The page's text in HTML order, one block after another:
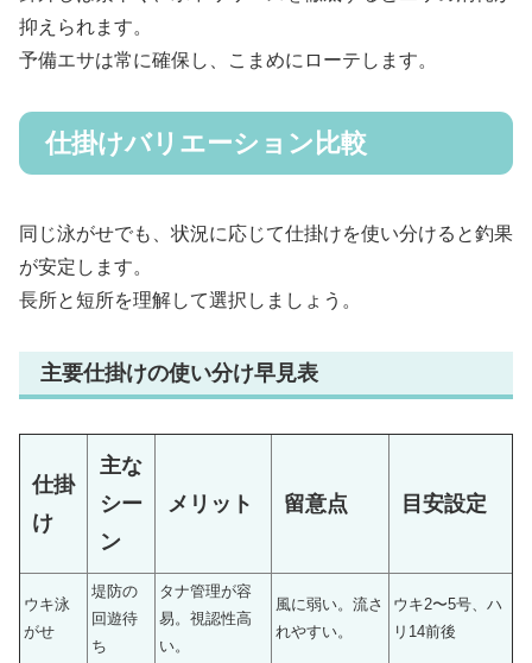
抑えられます。
予備エサは常に確保し、こまめにローテします。
仕掛けバリエーション比較
同じ泳がせでも、状況に応じて仕掛けを使い分けると釣果
が安定します。
長所と短所を理解して選択しましょう。
主要仕掛けの使い分け早見表
仕掛
け
主な
シー
ン
メリット 留意点 目安設定
ウキ泳
がせ
堤防の
回遊待
ち
タナ管理が容
易。視認性高
い。
風に弱い。流さ
れやすい。
ウキ2〜5号、ハ
リ14前後